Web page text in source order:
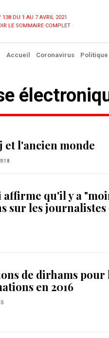
138 DU 1 AU 7 AVRIL 2021
LE SOMMAIRE COMPLET
Accueil Coronavirus Politique
et l'ancien monde
qu'il y a
sur les journalistes
de dirhams pour
en 2016